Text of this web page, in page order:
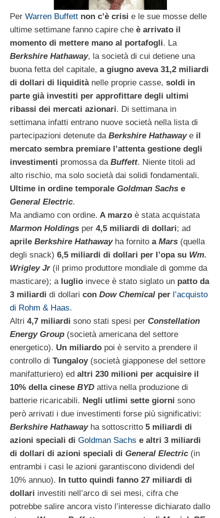
Per Warren Buffett non c’è crisi e le sue mosse delle
ultime settimane fanno capire che è arrivato il
momento di mettere mano al portafogli. La
Berkshire Hathaway, la società di cui detiene una
buona fetta del capitale, a giugno aveva 31,2 miliardi
di dollari di liquidità nelle proprie casse, soldi in
parte già investiti per approfittare degli ultimi
ribassi dei mercati azionari. Di settimana in
settimana infatti entrano nuove società nella lista di
partecipazioni detenute da Berkshire Hathawaye il
mercato sembra premiare l’attenta gestione degli
investimenti promossa da Buffett. Niente titoli ad
alto rischio, ma solo società dai solidi fondamentali.
Ultime in ordine temporale Goldman Sachs e
General Electric.
Ma andiamo con ordine. A marzo è stata acquistata
Marmon Holdings per 4,5 miliardi di dollari; ad
aprile Berkshire Hathawayha fornito a Mars (quella
degli snack) 6,5 miliardi di dollari per l’opa su Wm.
Wrigley Jr(il primo produttore mondiale di gomme da
masticare); a luglio invece è stato siglato un patto da
3 miliardi di dollari con Dow Chemical per l’acquisto
di Rohm & Haas.
Altri 4,7 miliardi sono stati spesi per Constellation
Energy Group (società americana del settore
energetico). Un miliardo poi è servito a prendere il
controllo di Tungaloy(società giapponese del settore
manifatturiero) ed altri 230 milioni per acquisire il
10% della cinese BYD attiva nella produzione di
batterie ricaricabili. Negli utlimi sette giorni sono
però arrivati i due investimenti forse più significativi:
Berkshire Hathawayha sottoscritto 5 miliardi di
azioni speciali di Goldman Sachs e altri 3 miliardi
di dollari di azioni speciali di General Electric (in
entrambi i casi le azioni garantiscono dividendi del
10% annuo). In tutto quindi fanno 27 miliardi di
dollari investiti nell’arco di sei mesi, cifra che
potrebbe salire ancora visto l’interesse dichiarato dallo